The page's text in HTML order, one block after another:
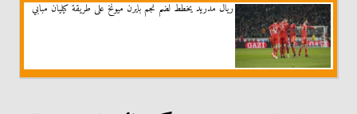
ريال مدريد يخطط لضم نجم بايرن ميونخ على طريقة كيليان مبابي